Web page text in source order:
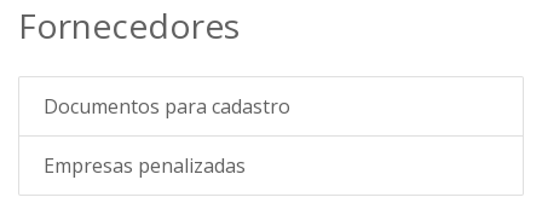
Fornecedores
Documentos para cadastro
Empresas penalizadas